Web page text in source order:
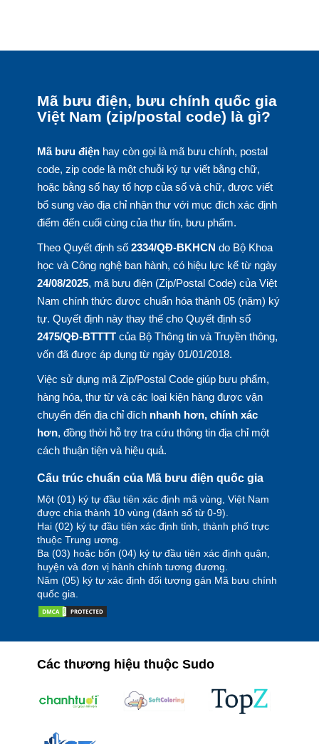
Mã bưu điện, bưu chính quốc gia
Việt Nam (zip/postal code) là gì?
Mã bưu điệnhay còn gọi là mã bưu chính, postal
code, zip code là một chuỗi ký tự viết bằng chữ,
hoặc bằng số hay tổ hợp của số và chữ, được viết
bổ sung vào địa chỉ nhận thư với mục đích xác định
điểm đến cuối cùng của thư tín, bưu phẩm.
Theo Quyết định số 2334/QĐ-BKHCN do Bộ Khoa
học và Công nghệ ban hành, có hiệu lực kể từ ngày
24/08/2025, mã bưu điện (Zip/Postal Code) của Việt
Nam chính thức được chuẩn hóa thành 05 (năm) ký
tự. Quyết định này thay thế cho Quyết định số
2475/QĐ-BTTTTcủa Bộ Thông tin và Truyền thông,
vốn đã được áp dụng từ ngày 01/01/2018.
Việc sử dụng mã Zip/Postal Code giúp bưu phẩm,
hàng hóa, thư từ và các loại kiện hàng được vận
chuyển đến địa chỉ đích nhanh hơn, chính xác
hơn, đồng thời hỗ trợ tra cứu thông tin địa chỉ một
cách thuận tiện và hiệu quả.
Cấu trúc chuẩn của Mã bưu điện quốc gia
Một (01) ký tự đầu tiên xác định mã vùng, Việt Nam
được chia thành 10 vùng (đánh số từ 0-9).
Hai (02) ký tự đầu tiên xác định tỉnh, thành phố trực
thuộc Trung ương.
Ba (03) hoặc bốn (04) ký tự đầu tiên xác định quận,
huyện và đơn vị hành chính tương đương.
Năm (05) ký tự xác định đối tượng gán Mã bưu chính
quốc gia.
Các thương hiệu thuộc Sudo